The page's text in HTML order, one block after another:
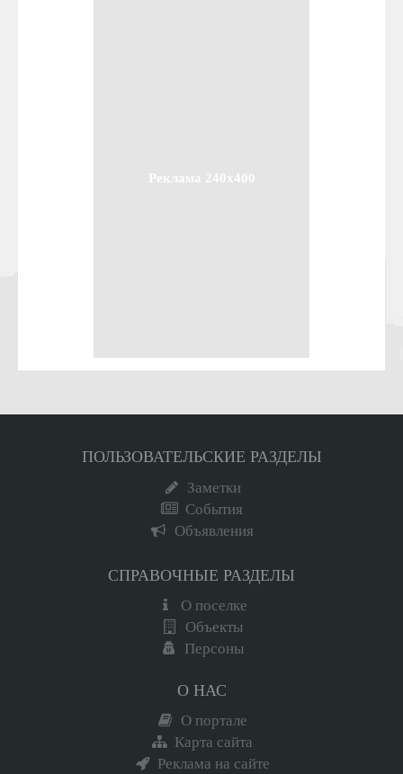
Реклама 240x400
ПОЛЬЗОВАТЕЛЬСКИЕ РАЗДЕЛЫ
Заметки
События
Объявления
СПРАВОЧНЫЕ РАЗДЕЛЫ
О поселке
Объекты
Персоны
О НАС
О портале
Карта сайта
Реклама на сайте